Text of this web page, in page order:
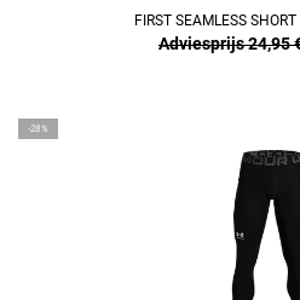
FIRST SEAMLESS
Adviesprijs 24,95
-28%